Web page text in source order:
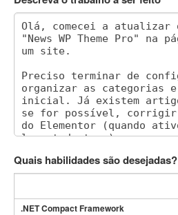
Quais habilidades são desejadas?
.NET Compact Framework